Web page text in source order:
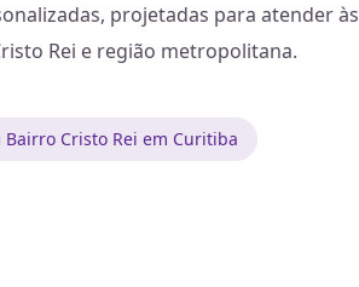
projetadas para atender às
Rei e região metropolitana.
Cristo Rei em Curitiba